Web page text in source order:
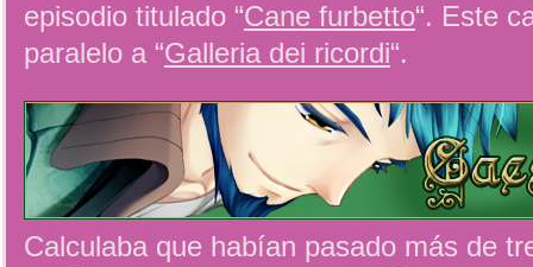
episodio titulado “Cane furbetto“. Este
paralelo a “Galleria dei ricordi“.
Calculaba que habían pasado más de